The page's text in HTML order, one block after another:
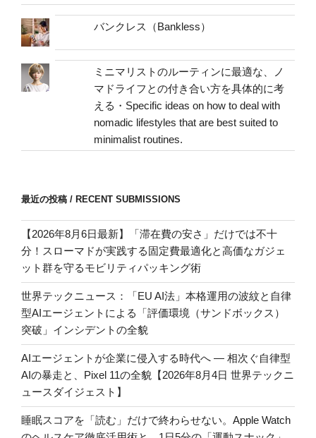
バンクレス（Bankless）
ミニマリストのルーティンに最適な、ノ
マドライフとの付き合い方を具体的に考
える・Specific ideas on how to deal with
nomadic lifestyles that are best suited to
minimalist routines.
最近の投稿 / RECENT SUBMISSIONS
【2026年8月6日最新】「滞在費の安さ」だけでは不十
分！スローマドが実践する固定費最適化と高価なガジェ
ット群を守るモビリティパッキング術
世界テックニュース：「EU AI法」本格運用の波紋と自律
型AIエージェントによる「評価環境（サンドボックス）
突破」インシデントの全貌
AIエージェントが企業に侵入する時代へ — 相次ぐ自律型
AIの暴走と、Pixel 11の全貌【2026年8月4日 世界テックニ
ュースダイジェスト】
睡眠スコアを「読む」だけで終わらせない。Apple Watch